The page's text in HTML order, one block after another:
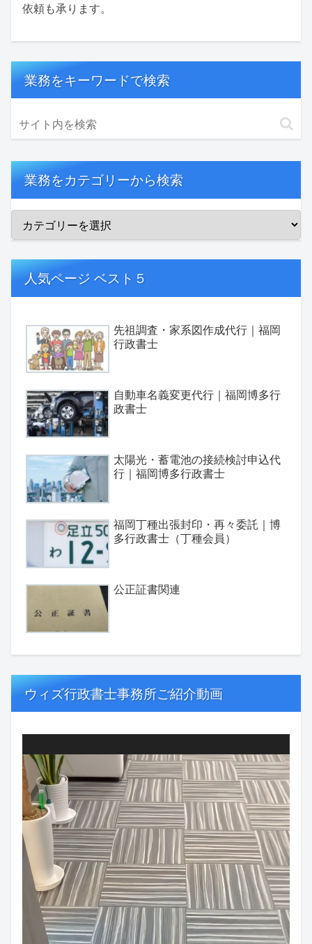
依頼も承ります。
業務をキーワードで検索
業務をカテゴリーから検索
人気ページ ベスト５
先祖調査・家系図作成代行｜福岡
行政書士
自動車名義変更代行｜福岡博多行
政書士
太陽光・蓄電池の接続検討申込代
行｜福岡博多行政書士
福岡丁種出張封印・再々委託｜博
多行政書士（丁種会員）
公正証書関連
ウィズ行政書士事務所ご紹介動画
画
プ
レ
ー
ヤ
ー